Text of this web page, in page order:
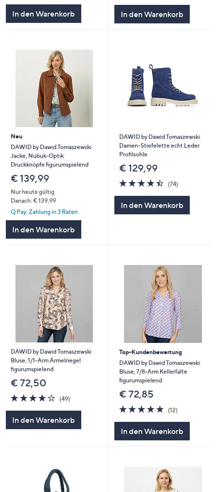
In den Warenkorb In den Warenkorb
Neu
DAWID by Dawid Tomaszewski
Jacke, Nubuk-Optik
Druckknöpfe figurumspielend
€ 139,99
Nur heute gültig
Danach: € 139,99
Q Pay: Zahlung in 3 Raten
In den Warenkorb
DAWID by Dawid Tomaszewski
Damen-Stiefelette echt Leder
Profilsohle
€ 129,99
4.4
von
5
(74)
In den Warenkorb
DAWID by Dawid Tomaszewski
Bluse, 1/1-Arm Ärmelriegel
figurumspielend
€ 72,50
3.9
von
(49)
In den Warenkorb
Top-Kundenbewertung
DAWID by Dawid Tomaszewski
Bluse, 7/8-Arm Kellerfalte
figurumspielend
€ 72,85
4.9
von
5
(12)
In den Warenkorb